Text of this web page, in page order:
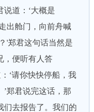
说道：‘大概是
出舱门，向前舟喊
'郑君这句话当然是
，便听有人答
‘请你快快停船，我
郑君说完这话，那
们去报告了。我们的